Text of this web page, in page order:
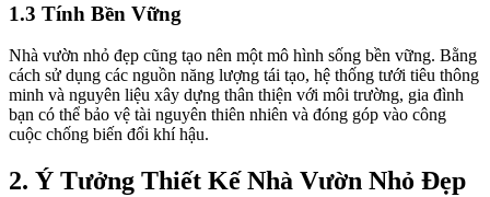
1.3 Tính Bền Vững
Nhà vườn nhỏ đẹp cũng tạo nên một mô hình sống bền vững. Bằng
cách sử dụng các nguồn năng lượng tái tạo, hệ thống tưới tiêu thông
minh và nguyên liệu xây dựng thân thiện với môi trường, gia đình
bạn có thể bảo vệ tài nguyên thiên nhiên và đóng góp vào công
cuộc chống biến đổi khí hậu.
2. Ý Tưởng Thiết Kế Nhà Vườn Nhỏ Đẹp